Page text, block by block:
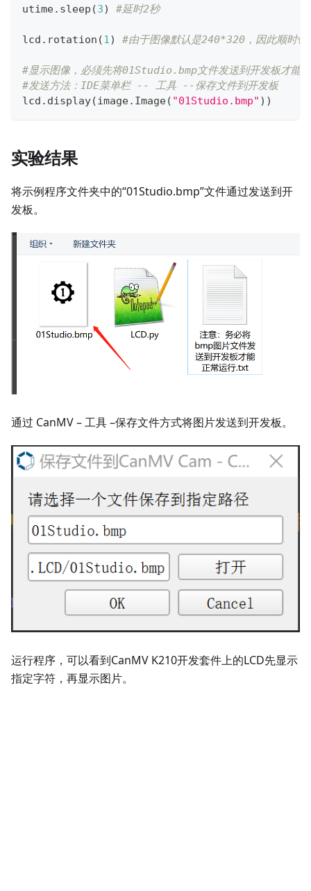
utime. sleep (3) #延时2秒
lcd . rotation (1) #由于图像默认是240*320，因此顺时钟
#显示图像，必须先将01Studio.bmp文件发送到开发板才能
#发送方法：IDE菜单栏 -- 工具 --保存文件到开发板
lcd . display(image. Image( "01Studio.bmp" ) )
实验结果
将示例程序文件夹中的“01Studio.bmp”文件通过发送到开
发板。
通过 CanMV – 工具 –保存文件方式将图片发送到开发板。
运行程序，可以看到CanMV K210开发套件上的LCD先显示
指定字符，再显示图片。